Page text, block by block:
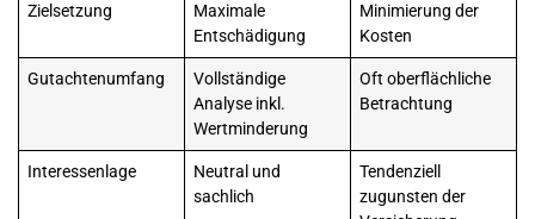
Zielsetzung
Maximale
Entschädigung
Minimierung der
Kosten
Gutachtenumfang
Vollständige
Analyse inkl.
Wertminderung
Oft oberflächliche
Betrachtung
Interessenlage
Neutral und
sachlich
Tendenziell
zugunsten der